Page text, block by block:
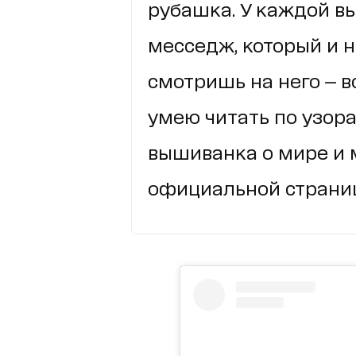
рубашка. У каждой
месседж, который и
смотришь на него —
умею читать по
вышиванка о мире и
официальной